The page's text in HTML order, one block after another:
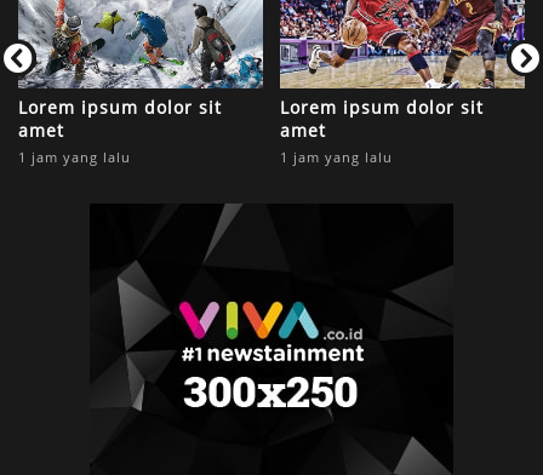
Lorem ipsum dolor sit
amet
1 jam yang lalu
Lorem ipsum dolor sit
amet
1 jam yang lalu